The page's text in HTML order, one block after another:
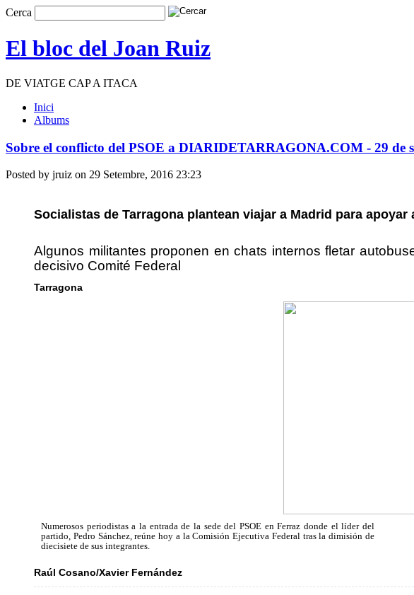
Cerca
El bloc del Joan Ruiz
DE VIATGE CAP A ITACA
Inici
Albums
Sobre el conflicto del PSOE a DIARIDETARRAGONA.COM - 29 de
Posted by jruiz on 29 Setembre, 2016 23:23
Socialistas de Tarragona plantean viajar a Madrid para apoyar
Algunos militantes proponen en chats internos fletar
decisivo Comité Federal
Tarragona
Numerosos periodistas a la entrada de la sede del PSOE en Ferraz donde el líder del
partido, Pedro Sánchez, reúne hoy a la Comisión Ejecutiva Federal tras la dimisión de
diecisiete de sus integrantes.
Raúl Cosano/Xavier Fernández